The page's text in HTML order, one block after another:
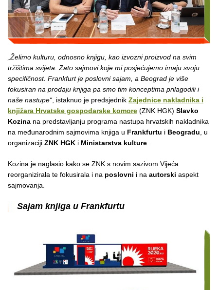
„Želimo kulturu, odnosno knjigu, kao izvozni proizvod na svim
tržištima svijeta. Zato sajmovi koje mi posjećujemo imaju svoju
specifičnost. Frankfurt je poslovni sajam, a Beograd je više
fokusiran na prodaju knjiga pa smo tim konceptima prilagodili i
naše nastupe“ , istaknuo je predsjednik Zajednice nakladnika i
knjižara Hrvatske gospodarske komore (ZNK HGK) Slavko
Kozina na predstavljanju programa nastupa hrvatskih nakladnika
na međunarodnim sajmovima knjiga u Frankfurtu i Beogradu , u
organizaciji ZNK HGK i Ministarstva kulture
Kozina je naglasio kako se ZNK s novim sazivom Vijeća
reorganizirala te fokusirala i na poslovni i na autorski aspekt
sajmovanja.
Sajam knjiga u Frankfurtu